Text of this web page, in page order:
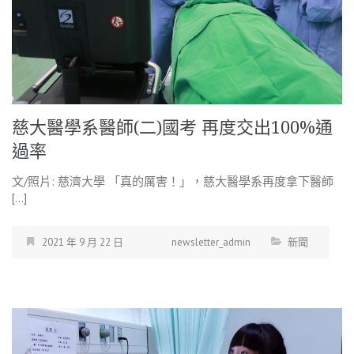
慈大醫學系醫師(二)國考 再度交出100%通
過率
文/照片: 慈濟大學 「真的厲害！」，慈大醫學系再度拿下醫師
[…]
2021 年 9 月 22 日 newsletter_admin 新聞